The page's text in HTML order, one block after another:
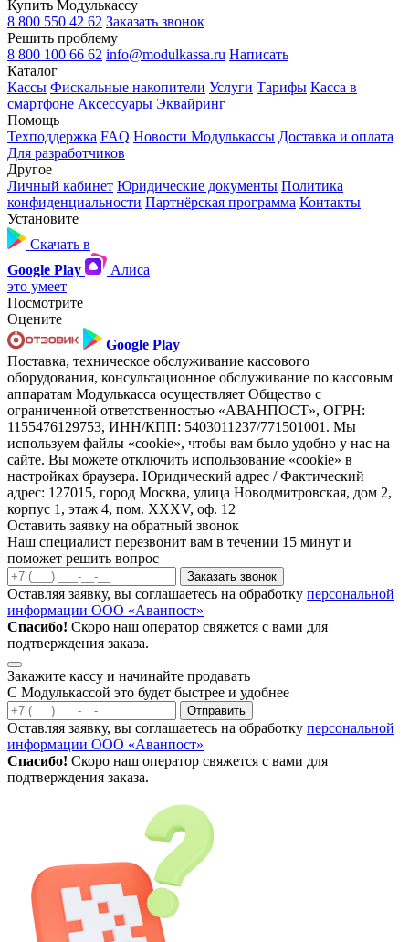
Купить Модулькассу
8 800 550 42 62 Заказать звонок
Решить проблему
8 800 100 66 62 info@modulkassa.ru Написать
Каталог
Кассы Фискальные накопители Услуги Тарифы Касса в
смартфоне Аксессуары Эквайринг
Помощь
Техподдержка FAQ Новости Модулькассы Доставка и оплата
Для разработчиков
Другое
Личный кабинет Юридические документы Политика
конфиденциальности Партнёрская программа Контакты
Установите
Скачать в
Google Play
Алиса
это умеет
Посмотрите
Оцените
Google Play
Поставка, техническое обслуживание кассового
оборудования, консультационное обслуживание по кассовым
аппаратам Модулькасса осуществляет Общество с
ограниченной ответственностью «АВАНПОСТ», ОГРН:
1155476129753, ИНН/КПП: 5403011237/771501001. Мы
используем файлы «cookie», чтобы вам было удобно у нас на
сайте. Вы можете отключить использование «cookie» в
настройках браузера. Юридический адрес / Фактический
адрес: 127015, город Москва, улица Новодмитровская, дом 2,
корпус 1, этаж 4, пом. XXXV, оф. 12
Оставить заявку на обратный звонок
Наш специалист перезвонит вам в течении 15 минут и
поможет решить вопрос
Заказать звонок
Оставляя заявку, вы соглашаетесь на обработку персональной
информации ООО «Аванпост»
Спасибо! Скоро наш оператор свяжется с вами для
подтверждения заказа.
Закажите кассу и начинайте продавать
С Модулькассой это будет быстрее и удобнее
Отправить
Оставляя заявку, вы соглашаетесь на обработку персональной
информации ООО «Аванпост»
Спасибо! Скоро наш оператор свяжется с вами для
подтверждения заказа.